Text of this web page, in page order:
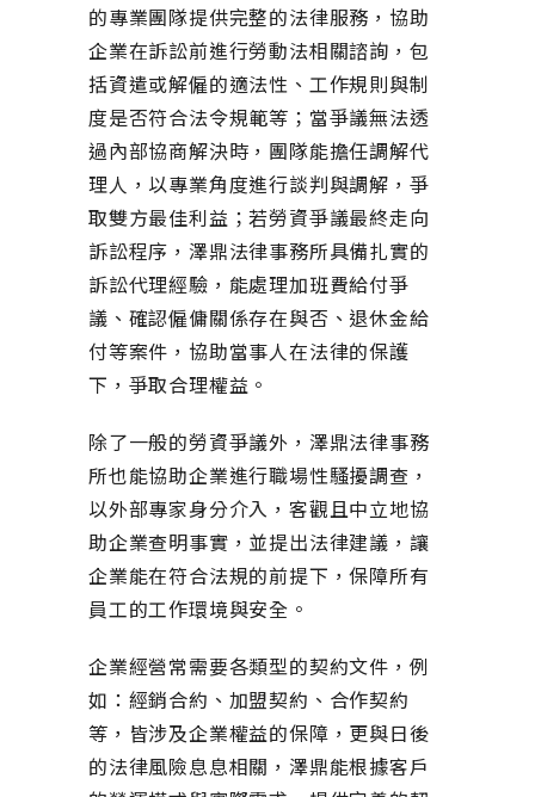
的專業團隊提供完整的法律服務，協助
企業在訴訟前進行勞動法相關諮詢，包
括資遣或解僱的適法性、工作規則與制
度是否符合法令規範等；當爭議無法透
過內部協商解決時，團隊能擔任調解代
理人，以專業角度進行談判與調解，爭
取雙方最佳利益；若勞資爭議最終走向
訴訟程序，澤鼎法律事務所具備扎實的
訴訟代理經驗，能處理加班費給付爭
議、確認僱傭關係存在與否、退休金給
付等案件，協助當事人在法律的保護
下，爭取合理權益。
除了一般的勞資爭議外，澤鼎法律事務
所也能協助企業進行職場性騷擾調查，
以外部專家身分介入，客觀且中立地協
助企業查明事實，並提出法律建議，讓
企業能在符合法規的前提下，保障所有
員工的工作環境與安全。
企業經營常需要各類型的契約文件，例
如：經銷合約、加盟契約、合作契約
等，皆涉及企業權益的保障，更與日後
的法律風險息息相關，澤鼎能根據客戶